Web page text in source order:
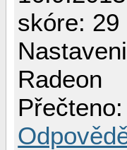
skóre: 29
Radeon